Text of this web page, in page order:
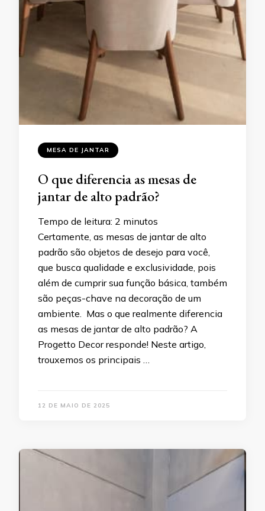
MESA DE JANTAR
O que diferencia as mesas de
jantar de alto padrão?
Tempo de leitura: 2 minutos
Certamente, as mesas de jantar de alto
padrão são objetos de desejo para você,
que busca qualidade e exclusividade, pois
além de cumprir sua função básica, também
são peças-chave na decoração de um
ambiente. Mas o que realmente diferencia
as mesas de jantar de alto padrão? A
Progetto Decor responde! Neste artigo,
trouxemos os principais …
12 DE MAIO DE 2025